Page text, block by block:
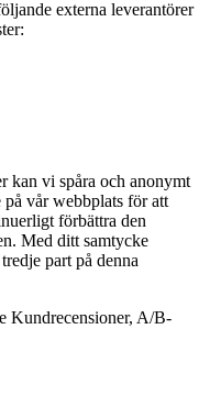
externa leverantörer
kan vi spåra och anonymt
vår webbplats för att
förbättra den
Med ditt samtycke
part på denna
Kundrecensioner, A/B-